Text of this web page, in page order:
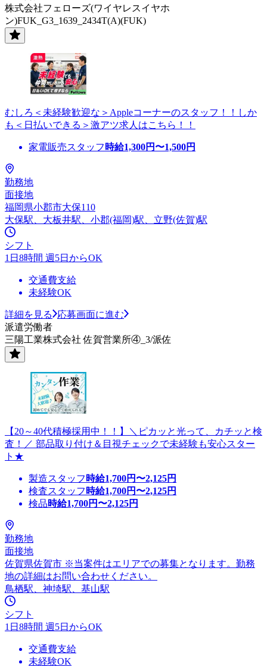
株式会社フェローズ(ワイヤレスイヤホ
ン)FUK_G3_1639_2434T(A)(FUK)
むしろ＜未経験歓迎な＞Appleコーナーのスタッフ！！しか
も＜日払いできる＞激アツ求人はこちら！！
家電販売スタッフ 時給1,300円〜1,500円
勤務地
面接地
福岡県小郡市大保110
大保駅、大板井駅、小郡(福岡)駅、立野(佐賀)駅
シフト
1日8時間 週5日からOK
交通費支給
未経験OK
詳細を見る
応募画面に進む
派遣労働者
三陽工業株式会社 佐賀営業所④_3/派佐
【20～40代積極採用中！！】＼ピカッと光って、カチッと検
査！／ 部品取り付け＆目視チェックで未経験も安心スター
ト★
製造スタッフ 時給1,700円〜2,125円
検査スタッフ 時給1,700円〜2,125円
検品時給1,700円〜2,125円
勤務地
面接地
佐賀県佐賀市 ※当案件はエリアでの募集となります。勤務
地の詳細はお問い合わせください。
鳥栖駅、神埼駅、基山駅
シフト
1日8時間 週5日からOK
交通費支給
未経験OK